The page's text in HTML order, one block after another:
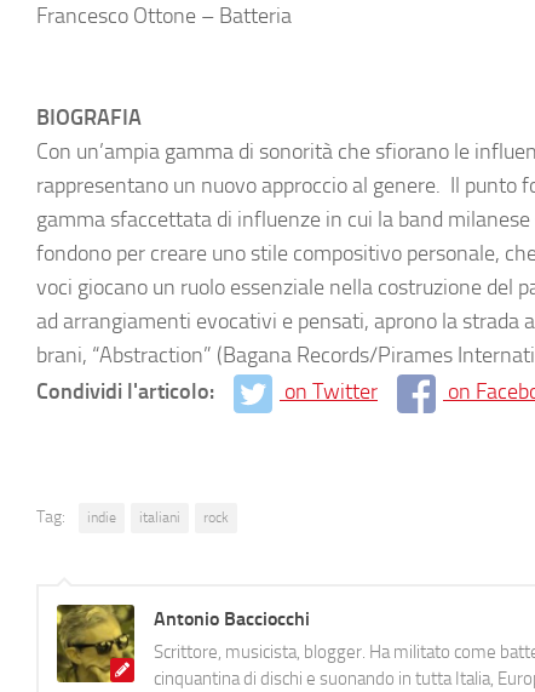
Francesco Ottone – Batteria
BIOGRAFIA
Con un’ampia gamma di sonorità che sfiorano le
rappresentano un nuovo approccio al genere. Il punto
gamma sfaccettata di influenze in cui la band
fondono per creare uno stile compositivo personale,
voci giocano un ruolo essenziale nella costruzione del
ad arrangiamenti evocativi e pensati, aprono la strada
brani, “Abstraction” (Bagana Records/Pirames
Condividi l'articolo:
on Twitter on
Tag: indie italiani rock
Antonio Bacciocchi
Scrittore, musicista, blogger. Ha militato come
cinquantina di dischi e suonando in tutta Italia,